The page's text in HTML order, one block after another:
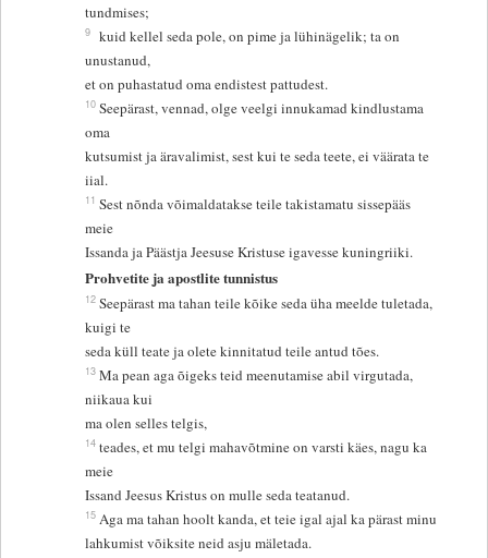
tundmises;
9 kuid kellel seda pole, on pime ja lühinägelik; ta on
unustanud,
et on puhastatud oma endistest pattudest.
10 Seepärast, vennad, olge veelgi innukamad kindlustama
oma
kutsumist ja äravalimist, sest kui te seda teete, ei väärata te
iial.
11 Sest nõnda võimaldatakse teile takistamatu sissepääs
meie
Issanda ja Päästja Jeesuse Kristuse igavesse kuningriiki.
Prohvetite ja apostlite tunnistus
12 Seepärast ma tahan teile kõike seda üha meelde tuletada,
kuigi te
seda küll teate ja olete kinnitatud teile antud tões.
13 Ma pean aga õigeks teid meenutamise abil virgutada,
niikaua kui
ma olen selles telgis,
14 teades, et mu telgi mahavõtmine on varsti käes, nagu ka
meie
Issand Jeesus Kristus on mulle seda teatanud.
15 Aga ma tahan hoolt kanda, et teie igal ajal ka pärast minu
lahkumist võiksite neid asju mäletada.